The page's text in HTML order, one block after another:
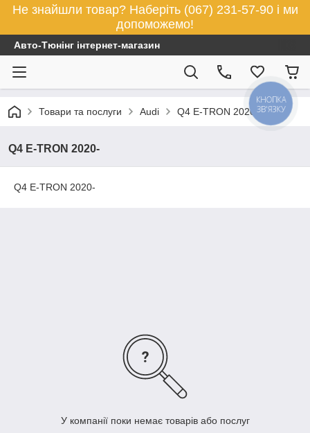
Не знайшли товар? Наберіть (067) 231-57-90 і ми
допоможемо!
Авто-Тюнінг інтернет-магазин
Товари та послуги Audi Q4 E-TRON 2020-
Q4 E-TRON 2020-
Q4 E-TRON 2020-
У компанії поки немає товарів або послуг
КНОПКА
ЗВ'ЯЗКУ